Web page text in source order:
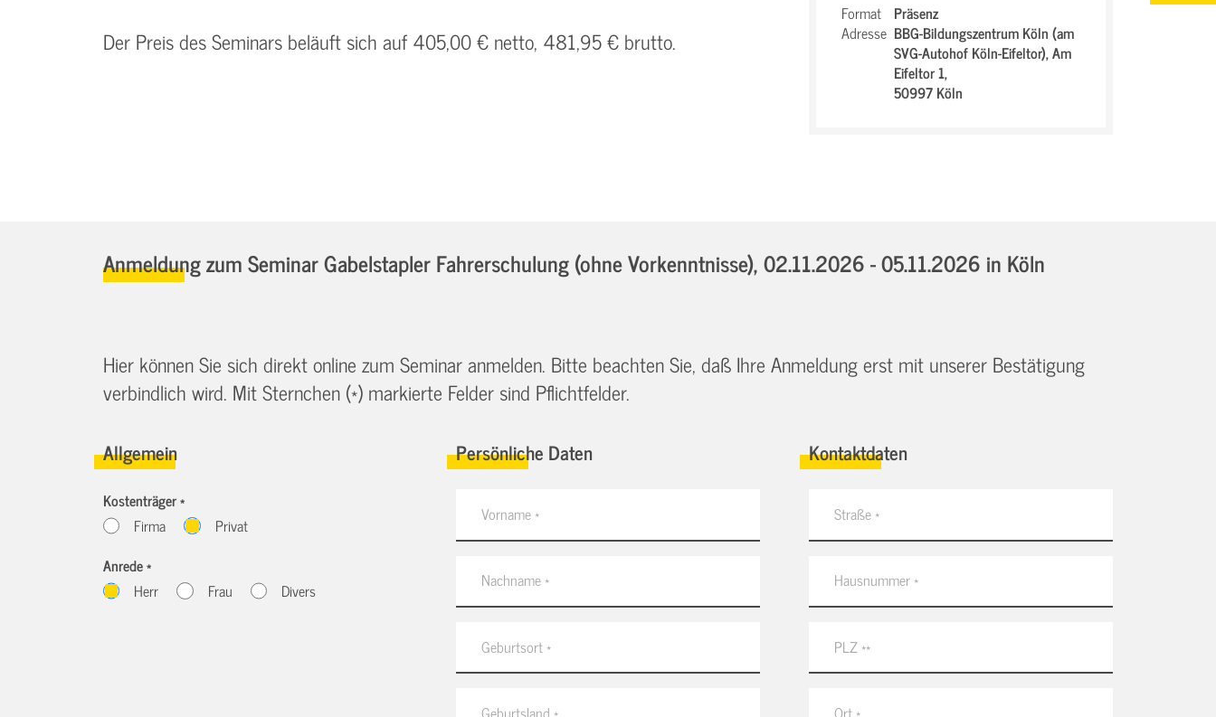
Der Preis des Seminars beläuft sich auf 405,00 € netto, 481,95 € brutto.
Format Präsenz
Adresse BBG-Bildungszentrum Köln (am
SVG-Autohof Köln-Eifeltor),Am
Eifeltor 1,
50997 Köln
Anmeldung zum Seminar Gabelstapler Fahrerschulung (ohne Vorkenntnisse),02.11.2026 - 05.11.2026 in Köln
Hier können Sie sich direkt online zum Seminar anmelden. Bitte beachten Sie, daß Ihre Anmeldung erst mit unserer Bestätigung
verbindlich wird. Mit Sternchen (*) markierte Felder sind Pflichtfelder.
Allgemein
Kostenträger *
Firma
Privat
Anrede *
Herr
Frau Divers
Persönliche Daten Kontaktdaten